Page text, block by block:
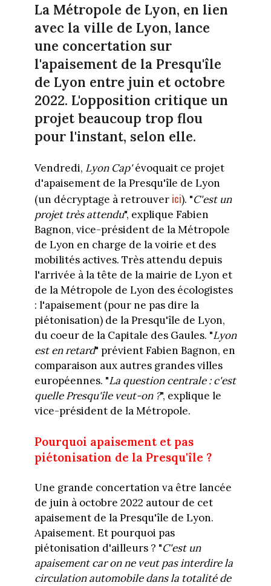
La Métropole de Lyon, en lien
avec la ville de Lyon, lance
une concertation sur
l'apaisement de la Presqu'île
de Lyon entre juin et octobre
2022. L'opposition critique un
projet beaucoup trop flou
pour l'instant, selon elle.
Vendredi, Lyon Cap'évoquait ce projet
d'apaisement de la Presqu'île de Lyon
(un décryptage à retrouver ici). "C'est un
projet très attendu", explique Fabien
Bagnon, vice-président de la Métropole
de Lyon en charge de la voirie et des
mobilités actives. Très attendu depuis
l'arrivée à la tête de la mairie de Lyon et
de la Métropole de Lyon des écologistes
: l'apaisement (pour ne pas dire la
piétonisation) de la Presqu'île de Lyon,
du coeur de la Capitale des Gaules. "Lyon
est en retard" prévient Fabien Bagnon, en
comparaison aux autres grandes villes
européennes. "La question centrale : c'est
quelle Presqu'île veut-on ?", explique le
vice-président de la Métropole.
Pourquoi apaisement et pas
piétonisation de la Presqu'île ?
Une grande concertation va être lancée
de juin à octobre 2022 autour de cet
apaisement de la Presqu'île de Lyon.
Apaisement. Et pourquoi pas
piétonisation d'ailleurs ? "C'est un
apaisement car on ne veut pas interdire la
circulation automobile dans la totalité de